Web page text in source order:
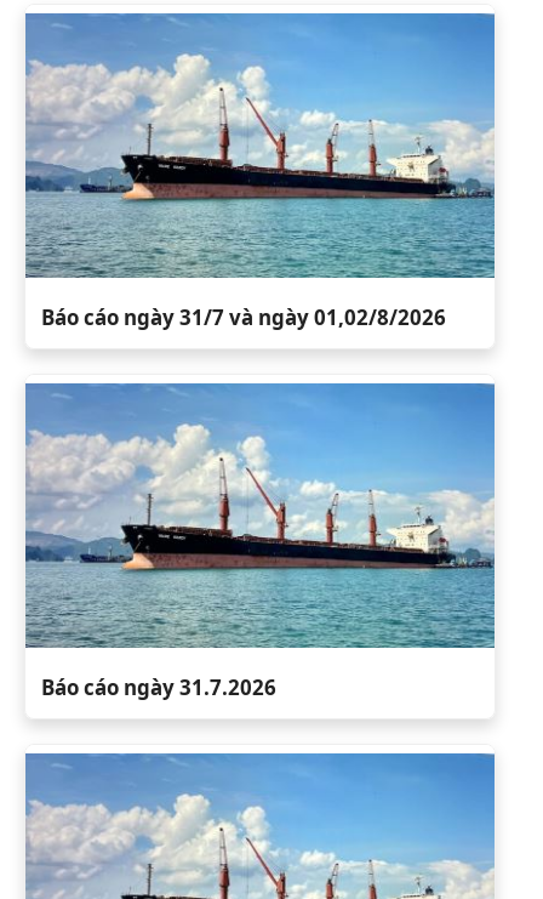
Báo cáo ngày 31/7 và ngày 01,02/8/2026
Báo cáo ngày 31.7.2026